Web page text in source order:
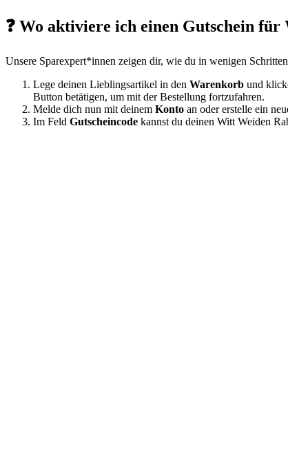
❓ Wo aktiviere ich einen Gutschein
Unsere Sparexpert*innen zeigen dir, wie du in wenigen
Lege deinen Lieblingsartikel in den Warenkorb und
Button betätigen, um mit der Bestellung fortzufahren.
Melde dich nun mit deinem Konto an oder erstelle ein
Im Feld Gutscheincode kannst du deinen Witt Weiden